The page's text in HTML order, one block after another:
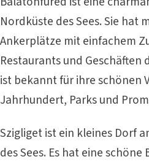
Nordküste des Sees. Sie hat
Ankerplätze mit einfachem
Restaurants und Geschäften
ist bekannt für ihre schönen
Jahrhundert, Parks und
Szigliget ist ein kleines Dorf
des Sees. Es hat eine schöne